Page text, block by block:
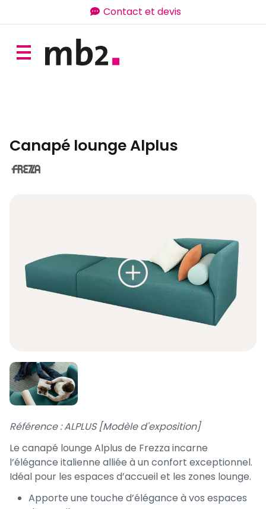
Contact et devis
Canapé lounge Alplus
Référence : ALPLUS [Modèle d'exposition]
Le canapé lounge Alplus de Frezza incarne
l’élégance italienne alliée à un confort exceptionnel.
Idéal pour les espaces d’accueil et les zones lounge.
Apporte une touche d’élégance à vos espaces